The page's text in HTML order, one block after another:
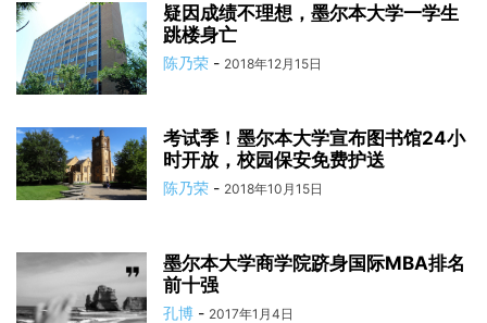
疑因成绩不理想，墨尔本大学一学生
跳楼身亡
陈乃荣 - 2018年12月15日
考试季！墨尔本大学宣布图书馆24小
时开放，校园保安免费护送
陈乃荣 - 2018年10月15日
墨尔本大学商学院跻身国际MBA排名
前十强
孔博 - 2017年1月4日